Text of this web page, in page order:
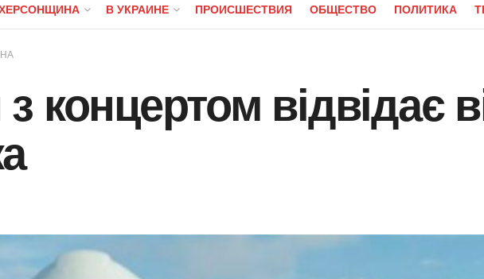
В УКРАИНЕ ПРОИСШЕСТВИЯ ОБЩЕСТВО ПОЛИТИКА
концертом відвідає